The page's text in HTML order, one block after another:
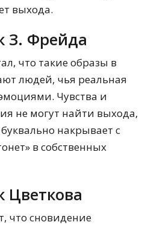
выхода.
З. Фрейда
что такие образы в
людей, чья реальная
Чувства и
не могут найти выхода,
накрывает с
в собственных
Цветкова
что сновидение